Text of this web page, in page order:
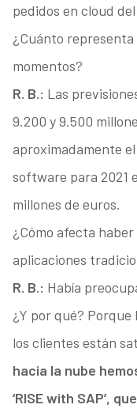
pedidos en cloud del
¿Cuánto representa
momentos?
R. B.: Las
9.200 y 9.500
aproximadamente
software para 2021
millones de euros.
¿Cómo afecta
aplicaciones
R. B.: Había
¿Y por qué?
los clientes están
hacia la nube
‘RISE with SAP’,